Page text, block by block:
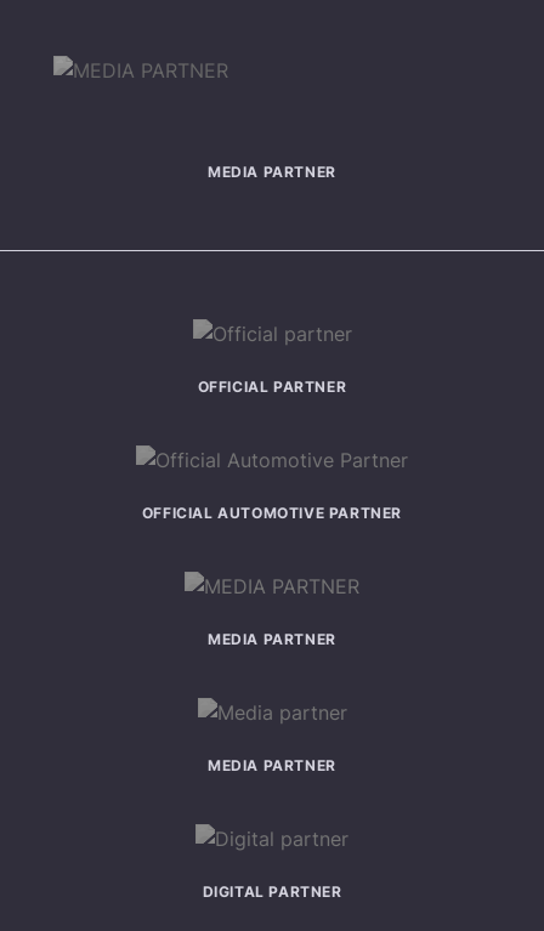
MEDIA PARTNER
OFFICIAL PARTNER
OFFICIAL AUTOMOTIVE PARTNER
MEDIA PARTNER
MEDIA PARTNER
DIGITAL PARTNER